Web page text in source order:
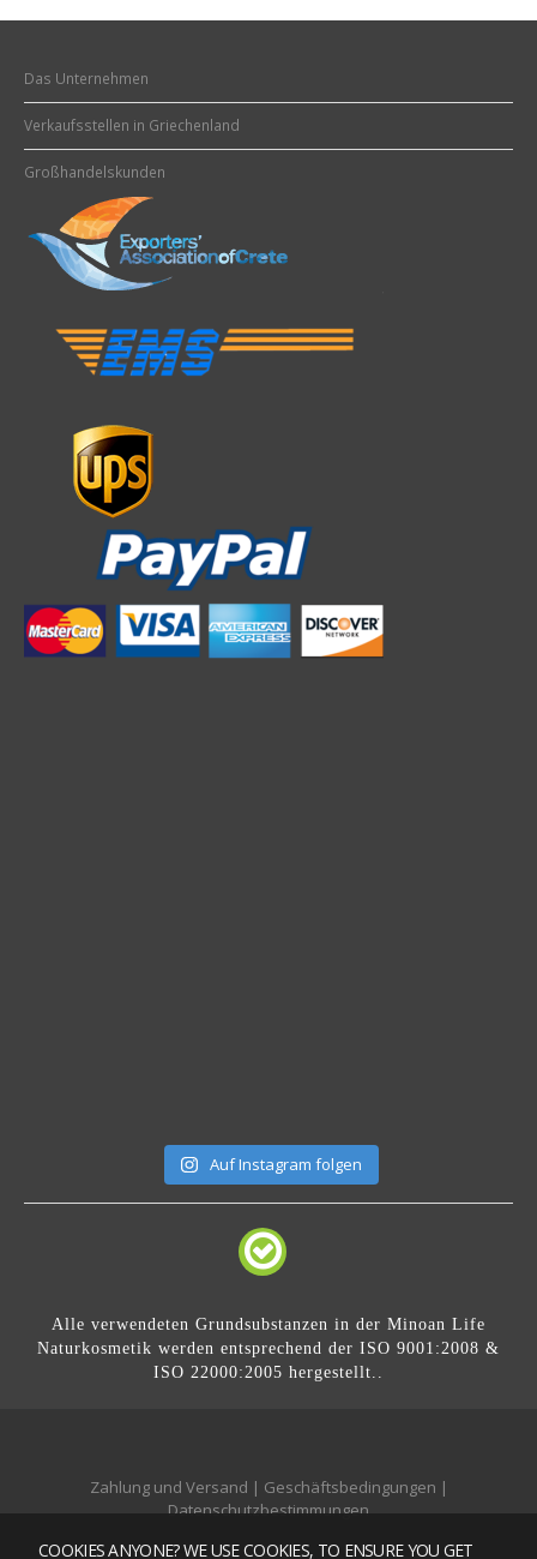
COOKIES ANYONE? WE USE COOKIES, TO ENSURE YOU GET
Das Unternehmen
Verkaufsstellen in Griechenland
Großhandelskunden
Auf Instagram folgen
Alle verwendeten Grundsubstanzen in der Minoan Life
Naturkosmetik werden entsprechend der ISO 9001:2008 &
ISO 22000:2005 hergestellt..
Zahlung und Versand | Geschäftsbedingungen |
Datenschutzbestimmungen